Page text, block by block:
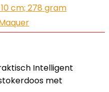
10 cm; 278 gram
Intelligent
met